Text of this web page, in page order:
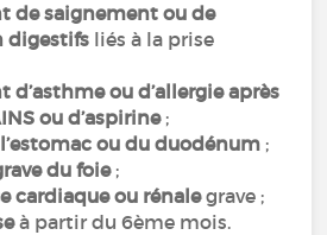
de saignement ou de
digestifs liés à la prise
d’asthme ou d’allergie après
ou d’aspirine;
ou du duodénum ;
du foie;
cardiaque ou rénalegrave ;
à partir du 6ème mois.